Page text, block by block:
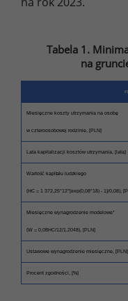
Tabela 1.
na
Miesięczne koszty utrzymania na osobę
w czteroosobowej rodzinie, [PLN]
Lata kapitalizacji kosztów utrzymania, [lata]
Wartość kapitału ludzkiego
(HC = 1 372,25*12*[exp(0,08*18) - 1]/0,08)
Miesięczne wynagrodzenie modelowe*
(W = 0,08HC/12/1,2048), [PLN]
Ustawowe wynagrodzenie miesięczne, [PLN]
Procent zgodności, [%]